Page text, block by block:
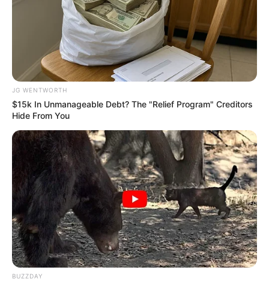
Remember Albert? You Better Sit Down Before You
See Him Today
BUZZDAY
JG WENTWORTH
$15k In Unmanageable Debt? The "Relief Program" Creditors
Hide From You
BUZZDAY